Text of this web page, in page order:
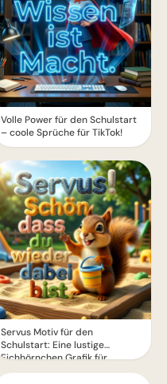
Volle Power für den Schulstart
– coole Sprüche für TikTok!
Servus Motiv für den
Schulstart: Eine lustige
Eichhörnchen Grafik für
WhatsApp